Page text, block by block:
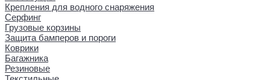
Крепления для водного снаряжения
Серфинг
Грузовые корзины
Защита бамперов и пороги
Коврики
Багажника
Резиновые